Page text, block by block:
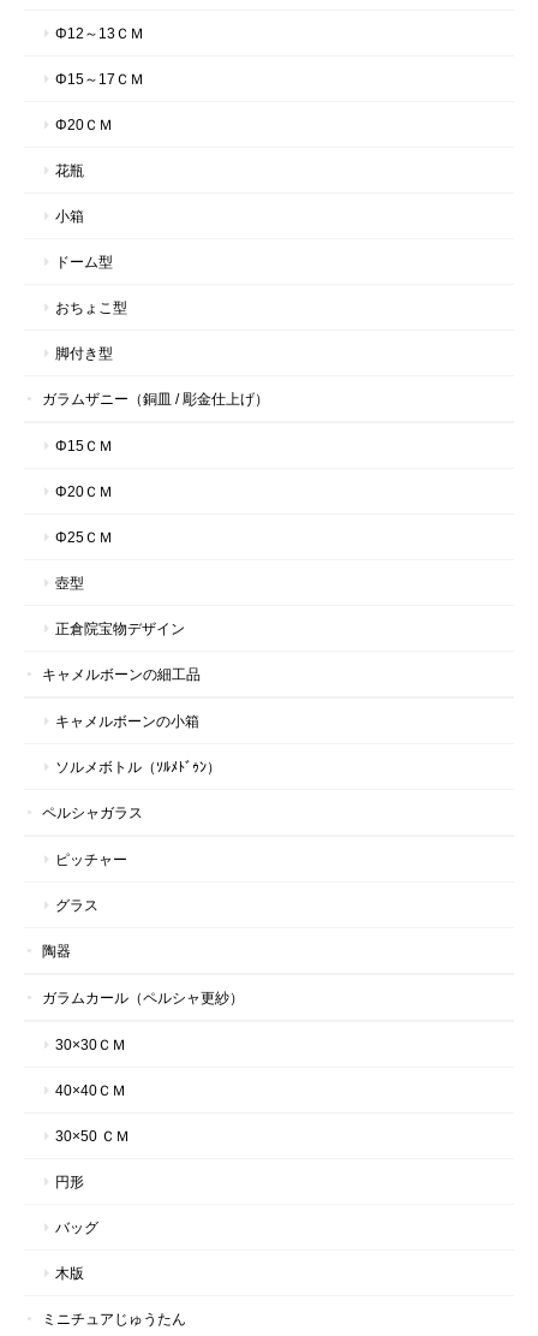
Φ12～13ＣＭ
Φ15～17ＣＭ
Φ20ＣＭ
花瓶
小箱
ドーム型
おちょこ型
脚付き型
ガラムザニー（銅皿 / 彫金仕上げ）
Φ15ＣＭ
Φ20ＣＭ
Φ25ＣＭ
壺型
正倉院宝物デザイン
キャメルボーンの細工品
キャメルボーンの小箱
ソルメボトル（ｿﾙﾒﾄﾞｩﾝ）
ペルシャガラス
ピッチャー
グラス
陶器
ガラムカール（ペルシャ更紗）
30×30ＣＭ
40×40ＣＭ
30×50 ＣＭ
円形
バッグ
木版
ミニチュアじゅうたん